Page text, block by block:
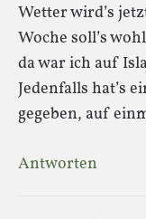
Wetter wird’s
Woche soll’s
da war ich auf
Jedenfalls hat’s
gegeben, auf
Antworten